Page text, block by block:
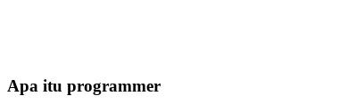
Apa itu programmer